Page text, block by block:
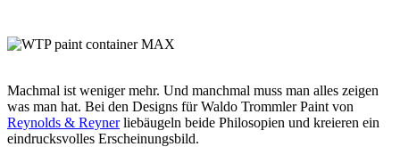
Machmal ist weniger mehr. Und manchmal muss man alles zeigen
was man hat. Bei den Designs für Waldo Trommler Paint von
Reynolds & Reynerliebäugeln beide Philosopien und kreieren ein
eindrucksvolles Erscheinungsbild.